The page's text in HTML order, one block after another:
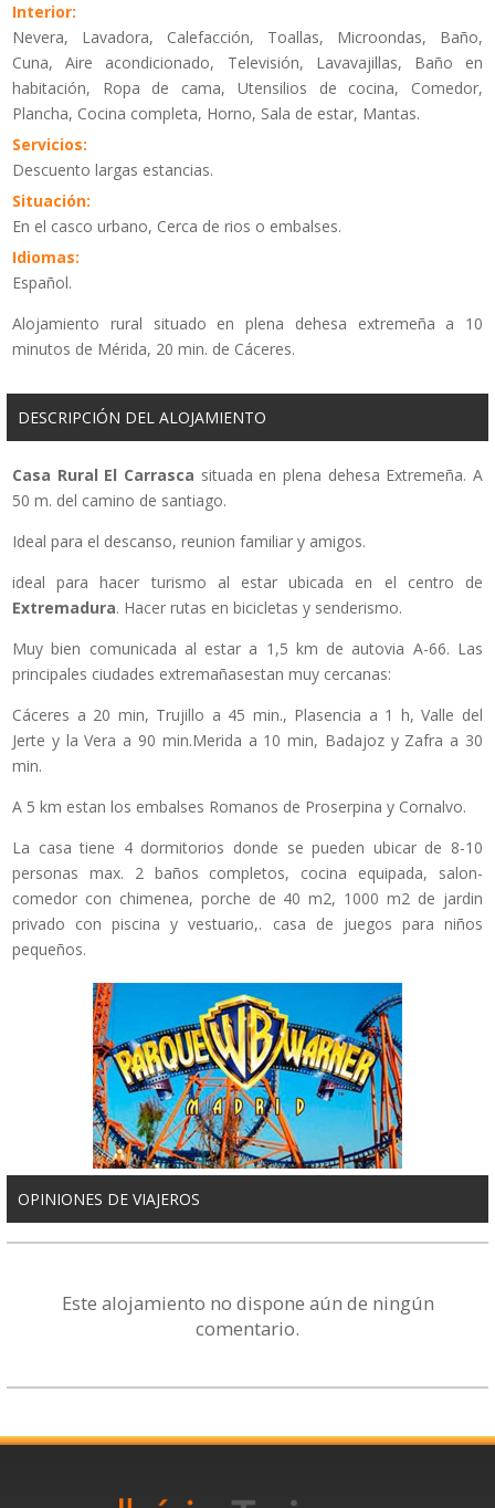
Interior:
Nevera, Lavadora, Calefacción, Toallas, Microondas, Baño,
Cuna, Aire acondicionado, Televisión, Lavavajillas, Baño en
habitación, Ropa de cama, Utensilios de cocina, Comedor,
Plancha, Cocina completa, Horno, Sala de estar, Mantas.
Servicios:
Descuento largas estancias.
Situación:
En el casco urbano, Cerca de rios o embalses.
Idiomas:
Español.
Alojamiento rural situado en plena dehesa extremeña a 10
minutos de Mérida, 20 min. de Cáceres.
DESCRIPCIÓN DEL ALOJAMIENTO
Casa Rural El Carrasca situada en plena dehesa Extremeña. A
50 m. del camino de santiago.
Ideal para el descanso, reunion familiar y amigos.
ideal para hacer turismo al estar ubicada en el centro de
Extremadura. Hacer rutas en bicicletas y senderismo.
Muy bien comunicada al estar a 1,5 km de autovia A-66. Las
principales ciudades extremañasestan muy cercanas:
Cáceres a 20 min, Trujillo a 45 min., Plasencia a 1 h, Valle del
Jerte y la Vera a 90 min.Merida a 10 min, Badajoz y Zafra a 30
min.
A 5 km estan los embalses Romanos de Proserpina y Cornalvo.
La casa tiene 4 dormitorios donde se pueden ubicar de 8-10
personas max. 2 baños completos, cocina equipada, salon-
comedor con chimenea, porche de 40 m2, 1000 m2 de jardin
privado con piscina y vestuario,. casa de juegos para niños
pequeños.
OPINIONES DE VIAJEROS
Este alojamiento no dispone aún de ningún
comentario.